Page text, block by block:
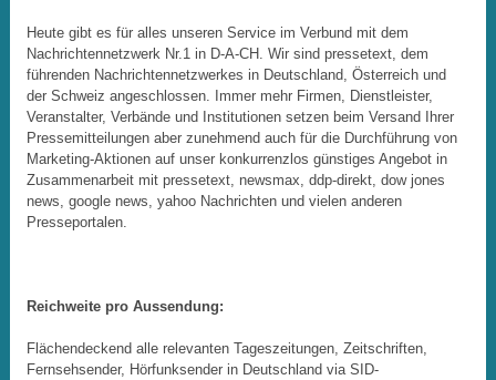
Heute gibt es für alles unseren Service im Verbund mit dem
Nachrichtennetzwerk Nr.1 in D-A-CH. Wir sind pressetext, dem
führenden Nachrichtennetzwerkes in Deutschland, Österreich und
der Schweiz angeschlossen. Immer mehr Firmen, Dienstleister,
Veranstalter, Verbände und Institutionen setzen beim Versand Ihrer
Pressemitteilungen aber zunehmend auch für die Durchführung von
Marketing-Aktionen auf unser konkurrenzlos günstiges Angebot in
Zusammenarbeit mit pressetext, newsmax, ddp-direkt, dow jones
news, google news, yahoo Nachrichten und vielen anderen
Presseportalen.
Reichweite pro Aussendung:
Flächendeckend alle relevanten Tageszeitungen, Zeitschriften,
Fernsehsender, Hörfunksender in Deutschland via SID-